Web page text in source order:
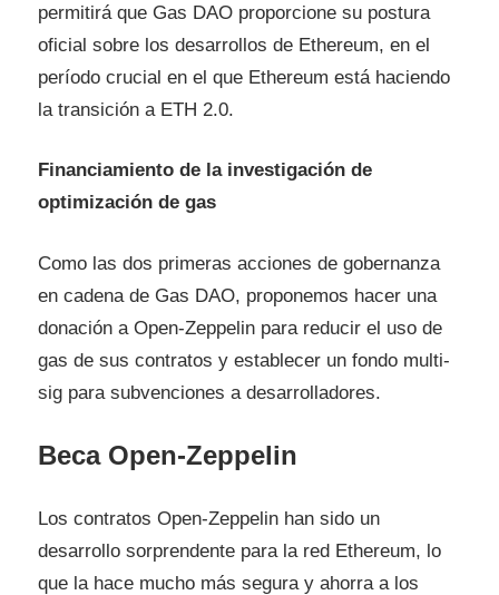
permitirá que Gas DAO proporcione su postura
oficial sobre los desarrollos de Ethereum, en el
período crucial en el que Ethereum está haciendo
la transición a ETH 2.0.
Financiamiento de la investigación de
optimización de gas
Como las dos primeras acciones de gobernanza
en cadena de Gas DAO, proponemos hacer una
donación a Open-Zeppelin para reducir el uso de
gas de sus contratos y establecer un fondo multi-
sig para subvenciones a desarrolladores.
Beca Open-Zeppelin
Los contratos Open-Zeppelin han sido un
desarrollo sorprendente para la red Ethereum, lo
que la hace mucho más segura y ahorra a los